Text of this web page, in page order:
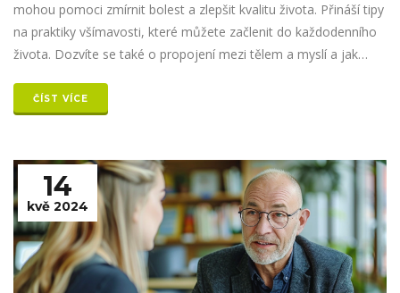
mohou pomoci zmírnit bolest a zlepšit kvalitu života. Přináší tipy
na praktiky všímavosti, které můžete začlenit do každodenního
života. Dozvíte se také o propojení mezi tělem a myslí a jak
a praktické rady pro všechny, kdo trpí chronickými bolestmi.
ČÍST VÍCE
14
kvě 2024